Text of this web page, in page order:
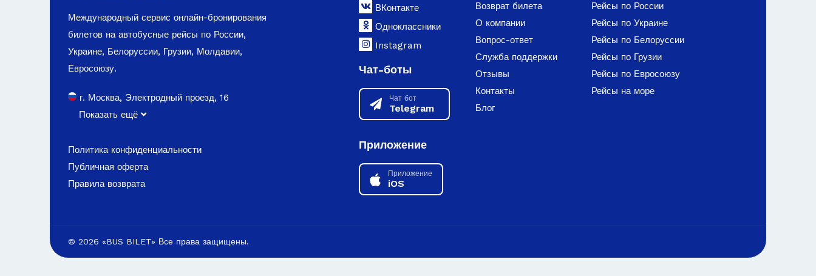
Международный сервис онлайн-бронирования
билетов на автобусные рейсы по России,
Украине, Белоруссии, Грузии, Молдавии,
Евросоюзу.
г. Москва, Электродный проезд, 16
Показать ещё
Политика конфиденциальности
Публичная оферта
Правила возврата
ВКонтакте
Одноклассники
Instagram
Чат-боты
Чат бот
Telegram
Приложение
Приложение
iOS
Возврат билета
О компании
Вопрос-ответ
Служба поддержки
Отзывы
Контакты
Блог
Рейсы по России
Рейсы по Украине
Рейсы по Белоруссии
Рейсы по Грузии
Рейсы по Евросоюзу
Рейсы на море
© 2026 «BUS BILET» Все права защищены.